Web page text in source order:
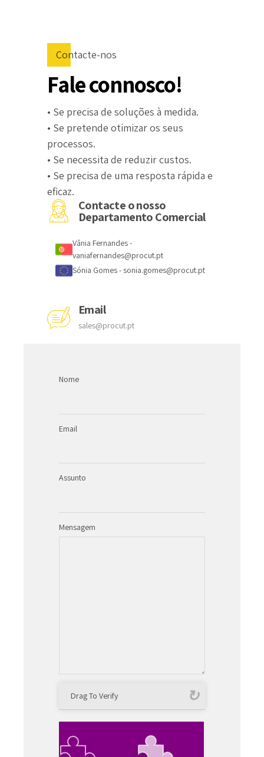
Contacte-nos
Fale connosco!
• Se precisa de soluções à medida.
• Se pretende otimizar os seus
processos.
• Se necessita de reduzir custos.
• Se precisa de uma resposta rápida e
eficaz.
Contacte o nosso
Departamento Comercial
Vânia Fernandes -
vaniafernandes@procut.pt
Sónia Gomes - sonia.gomes@procut.pt
Email
sales@procut.pt
Nome
Email
Assunto
Mensagem
Drag To Verify